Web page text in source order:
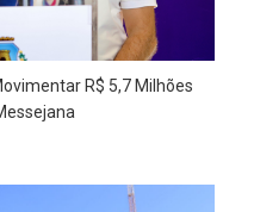
R$ 5,7 Milhões